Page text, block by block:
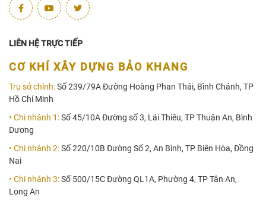
LIÊN HỆ TRỰC TIẾP
CƠ KHÍ XÂY DỰNG BẢO KHANG
Trụ sở chính:Số 239/79A Đường Hoàng Phan Thái, Bình Chánh, TP
Hồ Chí Minh
• Chi nhánh 1:Số 45/10A Đường số 3, Lái Thiêu, TP Thuận An, Bình
Dương
• Chi nhánh 2:Số 220/10B Đường Số 2, An Bình, TP Biên Hòa, Đồng
Nai
• Chi nhánh 3:Số 500/15C Đường QL1A, Phường 4, TP Tân An,
Long An